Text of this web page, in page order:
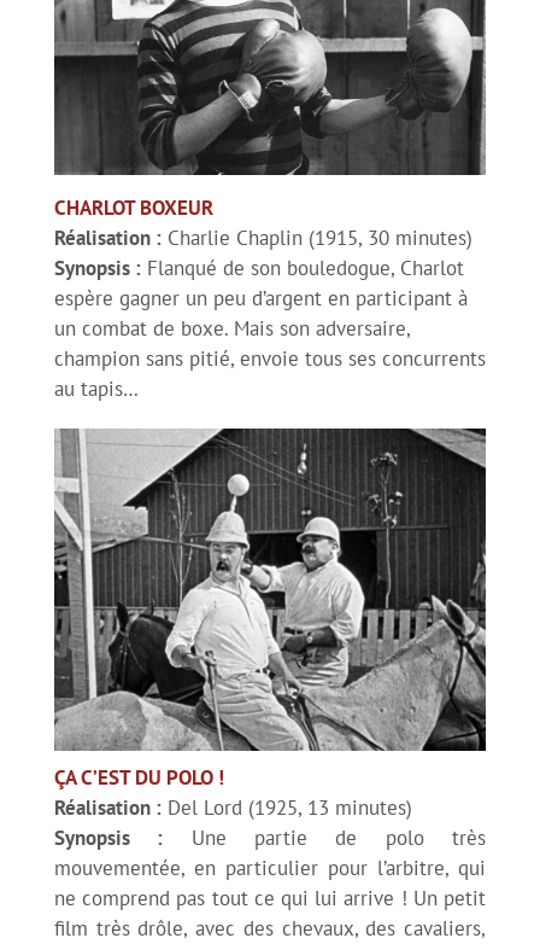
Sport et comédie – Les Charlots
Sport et comédie – Le Vélo de Ghislain Lambert
Les burlesques font du sport
Séances anniversaire
Hommage à Marcel Pagnol – Le Schpountz
Séance spéciale en version restaurée
Rencontre avec David Merveille
Compétition de court-métrages
Infos pratiques
Venir au festival – Info transports
CHARLOT BOXEUR
Réalisation :Charlie Chaplin (1915, 30 minutes)
Synopsis :Flanqué de son bouledogue, Charlot
espère gagner un peu d’argent en participant à
un combat de boxe. Mais son adversaire,
champion sans pitié, envoie tous ses concurrents
au tapis…
ÇA C’EST DU POLO !
Réalisation :Del Lord (1925, 13 minutes)
Synopsis : Une partie de polo très
mouvementée, en particulier pour l’arbitre, qui
ne comprend pas tout ce qui lui arrive ! Un petit
film très drôle, avec des chevaux, des cavaliers,